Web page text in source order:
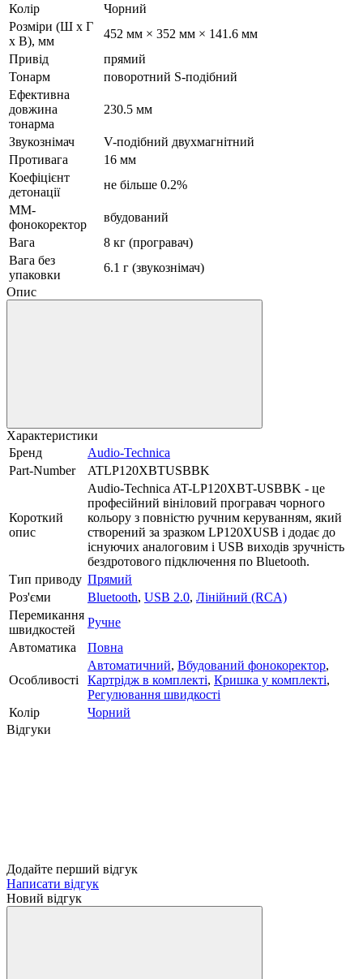
Колір
Чорний
Розміри (Ш x Г
x В), мм
452 мм × 352 мм × 141.6 мм
Привід
прямий
Тонарм
поворотний S-подібний
Ефективна
довжина
тонарма
230.5 мм
Звукознімач
V-подібний двухмагнітний
Противага
16 мм
Коефіцієнт
детонації
не більше 0.2%
MM-
фонокоректор
вбудований
Вага
8 кг (програвач)
Вага без
упаковки
6.1 г (звукознімач)
Опис
Характеристики
Бренд
Audio-Technica
Part-Number
ATLP120XBTUSBBK
Короткий
опис
Audio-Technica AT-LP120XBT-USBBK - це
професійний вініловий програвач чорного
кольору з повністю ручним керуванням, який
створений за зразком LP120XUSB і додає до
існуючих аналоговим і USB виходів зручність
бездротового підключення по Bluetooth.
Тип приводу Прямий
Роз'єми
Bluetooth, USB 2.0, Лінійний (RCA)
Перемикання
швидкостей
Ручне
Автоматика
Повна
Особливості
Автоматичний, Вбудований фонокоректор,
Картрідж в комплекті, Кришка у комплекті,
Регулювання швидкості
Колір
Чорний
Відгуки
Додайте перший відгук
Написати відгук
Новий відгук